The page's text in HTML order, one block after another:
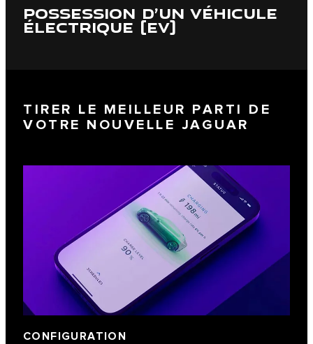
POSSESSION D’UN VÉHICULE
ÉLECTRIQUE (EV)
TIRER LE MEILLEUR PARTI DE
VOTRE NOUVELLE JAGUAR
CONFIGURATION